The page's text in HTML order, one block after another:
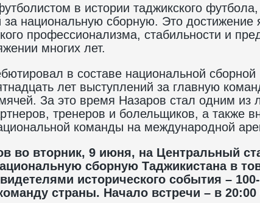
в истории таджикского
за национальную сборную. Это достижение
профессионализма, стабильности и
многих лет.
в составе национальной сборной
лет выступлений за главную
За это время Назаров стал одним из
тренеров и болельщиков, а также
команды на международной
во вторник, 9 июня, на Центральный
сборную Таджикистана в
исторического события –
страны. Начало встречи – в 20:00